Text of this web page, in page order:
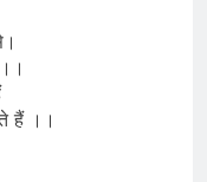
हैं ।।